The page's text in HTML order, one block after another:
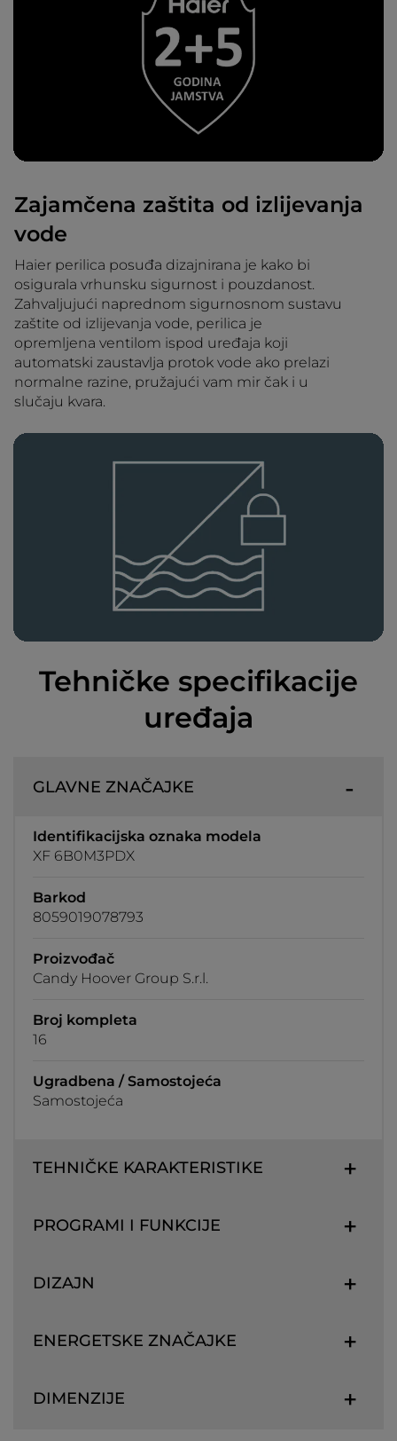
Zajamčena zaštita od izlijevanja
vode
Haier perilica posuđa dizajnirana je kako bi
osigurala vrhunsku sigurnost i pouzdanost.
Zahvaljujući naprednom sigurnosnom sustavu
zaštite od izlijevanja vode, perilica je
opremljena ventilom ispod uređaja koji
automatski zaustavlja protok vode ako prelazi
normalne razine, pružajući vam mir čak i u
slučaju kvara.
Tehničke specifikacije
uređaja
GLAVNE ZNAČAJKE
Identifikacijska oznaka modela
XF 6B0M3PDX
Barkod
8059019078793
Proizvođač
Candy Hoover Group S.r.l.
Broj kompleta
16
Ugradbena / Samostojeća
Samostojeća
TEHNIČKE KARAKTERISTIKE
PROGRAMI I FUNKCIJE
DIZAJN
ENERGETSKE ZNAČAJKE
DIMENZIJE